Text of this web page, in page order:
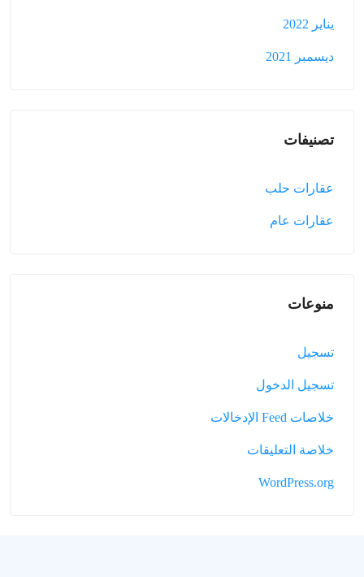
يناير 2022
ديسمبر 2021
تصنيفات
عقارات حلب
عقارات عام
منوعات
تسجيل
تسجيل الدخول
خلاصات Feed الإدخالات
خلاصة التعليقات
WordPress.org